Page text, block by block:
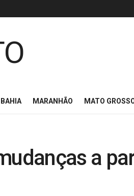
BAHIA MARANHÃO MATO
a